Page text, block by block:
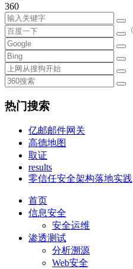
360
热门搜索
亿邮邮件网关
高德地图
取证
results
零信任安全架构落地实践
首页
信息安全
安全运维
渗透测试
分析溯源
Web安全